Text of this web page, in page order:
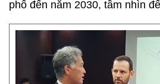
phố đến năm 2030, tầm nhìn